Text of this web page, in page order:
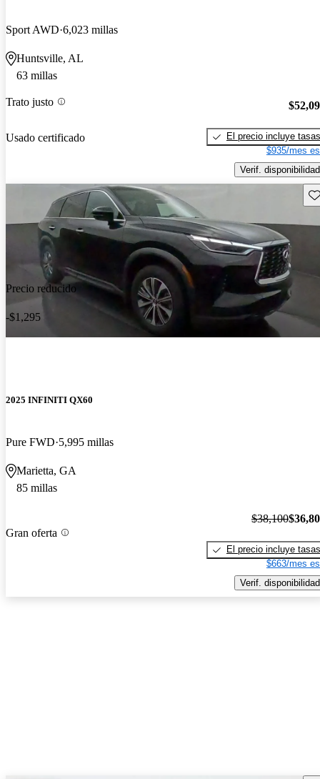
Sport AWD 6,023 millas
Huntsville, AL
63 millas
Trato justo
Usado certificado
El precio incluye tasas
$935/mes
Verif. disponibilidad
Precio reducido
-$1,295
2025 INFINITI QX60
Pure FWD 5,995 millas
Marietta, GA
85 millas
Gran oferta
$38,100
El precio incluye tasas
$663/mes
Verif. disponibilidad